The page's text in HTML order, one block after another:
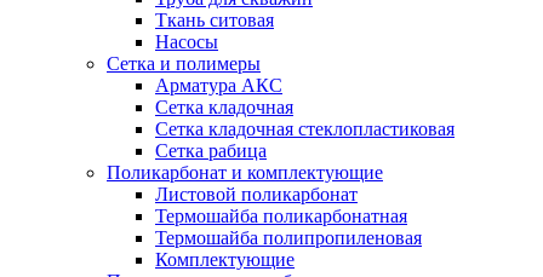
Ткань ситовая
Насосы
Сетка и полимеры
Арматура АКС
Сетка кладочная
Сетка кладочная стеклопластиковая
Сетка рабица
Поликарбонат и комплектующие
Листовой поликарбонат
Термошайба поликарбонатная
Термошайба полипропиленовая
Комплектующие